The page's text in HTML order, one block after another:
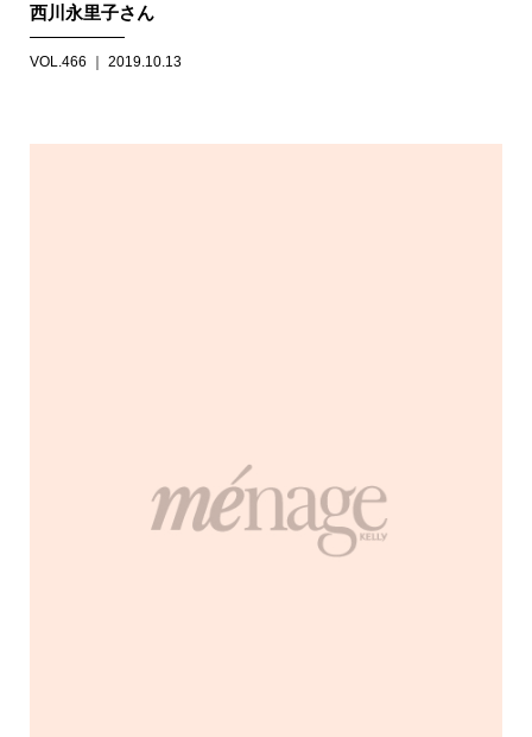
西川永里子さん
VOL.466 ｜ 2019.10.13